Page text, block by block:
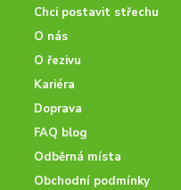
Chci postavit střechu
O nás
O řezivu
Kariéra
Doprava
FAQ blog
Odběrná místa
Obchodní podmínky